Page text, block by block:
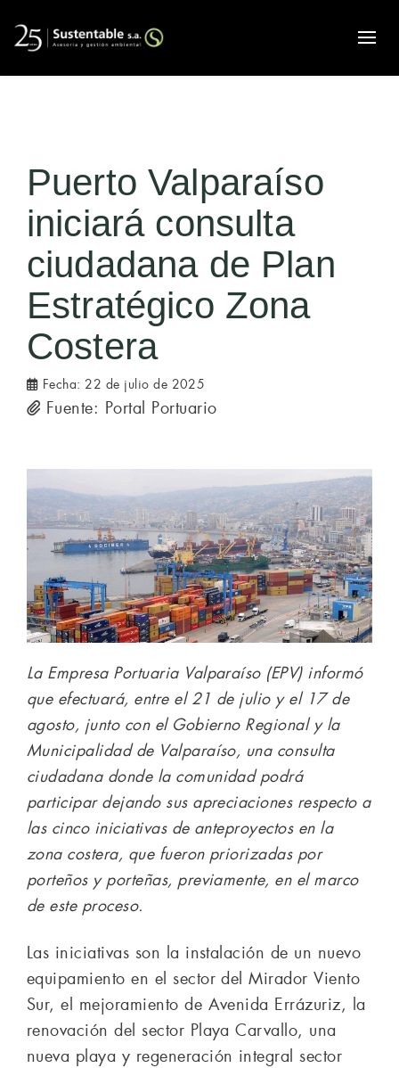
Puerto Valparaíso
iniciará consulta
ciudadana de Plan
Estratégico Zona
Costera
Fecha: 22 de julio de 2025
Fuente: Portal Portuario
La Empresa Portuaria Valparaíso (EPV) informó
que efectuará, entre el 21 de julio y el 17 de
agosto, junto con el Gobierno Regional y la
Municipalidad de Valparaíso, una consulta
ciudadana donde la comunidad podrá
participar dejando sus apreciaciones respecto a
las cinco iniciativas de anteproyectos en la
zona costera, que fueron priorizadas por
porteños y porteñas, previamente, en el marco
de este proceso.
Las iniciativas son la instalación de un nuevo
equipamiento en el sector del Mirador Viento
Sur, el mejoramiento de Avenida Errázuriz, la
renovación del sector Playa Carvallo, una
nueva playa y regeneración integral sector